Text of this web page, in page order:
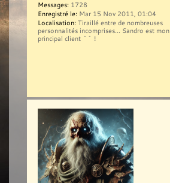
Messages: 1728
Enregistré le: Mar 15 Nov 2011, 01:04
Localisation: Tiraillé entre de nombreuses
personnalités incomprises... Sandro est mon
principal client ^^ !